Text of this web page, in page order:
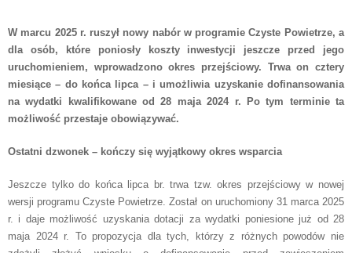
W marcu 2025 r. ruszył nowy nabór w programie Czyste Powietrze, a
dla osób, które poniosły koszty inwestycji jeszcze przed jego
uruchomieniem, wprowadzono okres przejściowy. Trwa on cztery
miesiące – do końca lipca – i umożliwia uzyskanie dofinansowania
na wydatki kwalifikowane od 28 maja 2024 r. Po tym terminie ta
możliwość przestaje obowiązywać.
Ostatni dzwonek – kończy się wyjątkowy okres wsparcia
Jeszcze tylko do końca lipca br. trwa tzw. okres przejściowy w nowej
wersji programu Czyste Powietrze. Został on uruchomiony 31 marca 2025
r. i daje możliwość uzyskania dotacji za wydatki poniesione już od 28
maja 2024 r. To propozycja dla tych, którzy z różnych powodów nie